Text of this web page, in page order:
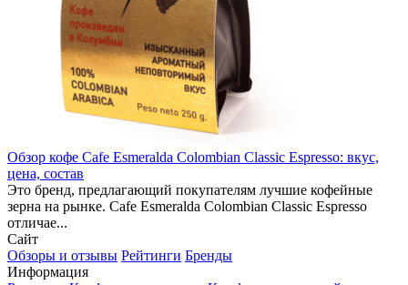
Обзор кофе Cafe Esmeralda Colombian Classic Espresso: вкус,
цена, состав
Это бренд, предлагающий покупателям лучшие кофейные
зерна на рынке. Cafe Esmeralda Colombian Classic Espresso
отличае...
Сайт
Обзоры и отзывы Рейтинги Бренды
Информация